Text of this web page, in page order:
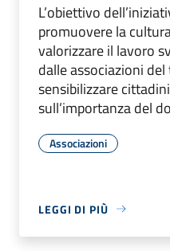
L’obiettivo
promuovere la
valorizzare il lavoro
dalle associazioni
sensibilizzare
sull’importanza del
Associazioni
LEGGI DI PIÙ